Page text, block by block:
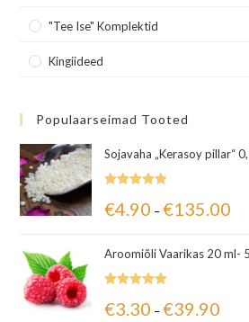
"Tee Ise" Komplektid
Kingiideed
Populaarseimad Tooted
Sojavaha „Kerasoy pillar“
5.00/ 5
€4.90 – €135.00
Aroomiõli Vaarikas 20 ml-
5.00/ 5
€3.30 – €39.90